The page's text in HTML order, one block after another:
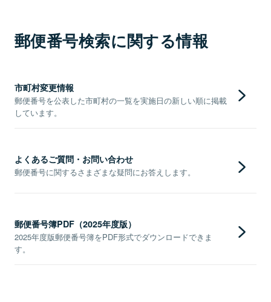
郵便番号検索に関する情報
市町村変更情報
郵便番号を公表した市町村の一覧を実施日の新しい順に掲載
しています。
よくあるご質問・お問い合わせ
郵便番号に関するさまざまな疑問にお答えします。
郵便番号簿PDF（2025年度版）
2025年度版郵便番号簿をPDF形式でダウンロードできま
す。